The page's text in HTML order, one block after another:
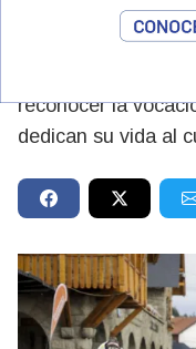
El Día Nacional
que reunió a los
Huapi,
reconocer la
dedican su vida al